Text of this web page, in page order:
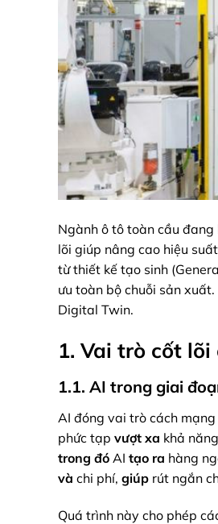
Ngành ô tô toàn cầu
lõi giúp nâng cao hiệu
từ thiết kế tạo sinh
ưu toàn bộ chuỗi sản
Digital Twin.
1. Vai trò cốt
1.1. AI trong giai
AI đóng vai trò cách
phức tạp vượt xa khả
trong đó AI tạo ra hàng
và chi phí, giúp rút ngắn
Quá trình này cho phép